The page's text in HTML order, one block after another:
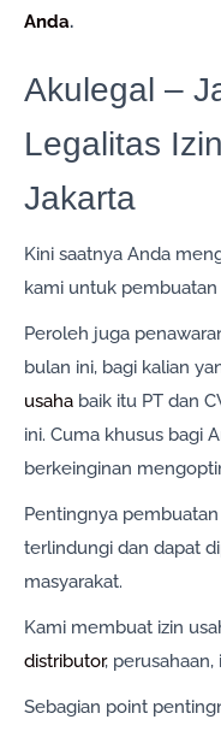
Anda.
Akulegal –
Legalitas
Jakarta
Kini saatnya Anda
kami untuk pembuatan
Peroleh juga
bulan ini, bagi kalian
usaha baik itu PT dan
ini. Cuma khusus bagi
berkeinginan
Pentingnya
terlindungi dan dapat
masyarakat.
Kami membuat izin
distributor, perusahaan,
Sebagian point